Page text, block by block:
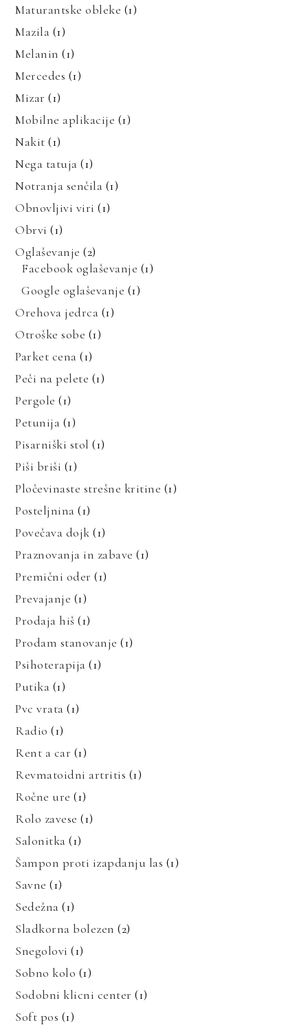
Maturantske obleke (1)
Mazila (1)
Melanin (1)
Mercedes (1)
Mizar (1)
Mobilne aplikacije (1)
Nakit (1)
Nega tatuja (1)
Notranja senčila (1)
Obnovljivi viri (1)
Obrvi (1)
Oglaševanje (2)
Facebook oglaševanje (1)
Google oglaševanje (1)
Orehova jedrca (1)
Otroške sobe (1)
Parket cena (1)
Peči na pelete (1)
Pergole (1)
Petunija (1)
Pisarniški stol (1)
Piši briši (1)
Pločevinaste strešne kritine (1)
Posteljnina (1)
Povečava dojk (1)
Praznovanja in zabave (1)
Premični oder (1)
Prevajanje (1)
Prodaja hiš (1)
Prodam stanovanje (1)
Psihoterapija (1)
Putika (1)
Pvc vrata (1)
Radio (1)
Rent a car (1)
Revmatoidni artritis (1)
Ročne ure (1)
Rolo zavese (1)
Salonitka (1)
Šampon proti izapdanju las (1)
Savne (1)
Sedežna (1)
Sladkorna bolezen (2)
Snegolovi (1)
Sobno kolo (1)
Sodobni klicni center (1)
Soft pos (1)